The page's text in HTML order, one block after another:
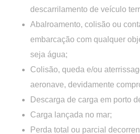
descarrilamento de veículo
Abalroamento, colisão ou
embarcação com qualquer
seja água;
Colisão, queda e/ou
aeronave, devidamente
Descarga de carga em porto
Carga lançada no mar;
Perda total ou parcial